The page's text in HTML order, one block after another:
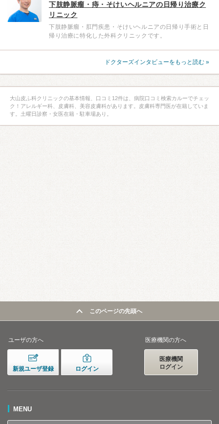
下肢静脈瘤・痔・そけいヘルニアの日帰り治療ク
リニック
下肢静脈瘤・肛門疾患・そけいヘルニアの日帰り手術と日
帰り治療に特化した外科クリニックです。
ドクターズインタビューをもっと読む »
大山皮ふ科クリニックの基本情報、口コミ12件は、病院口コミ検索カルーでチェッ
ク！アレルギー科、皮膚科、美容皮膚科があります。皮膚科専門医が在籍していま
す。土曜日診察・女医在籍・駐車場あり。
このページの先頭へ
ユーザの方へ
新規ユーザ登録 ログイン
医療機関の方へ
医療機関
ログイン
MENU